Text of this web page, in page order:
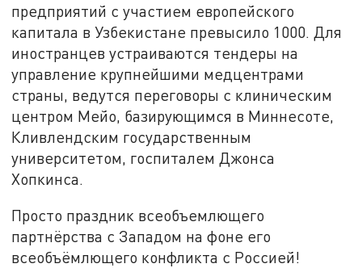
предприятий с участием европейского
капитала в Узбекистане превысило 1000. Для
иностранцев устраиваются тендеры на
управление крупнейшими медцентрами
страны, ведутся переговоры с клиническим
центром Мейо, базирующимся в Миннесоте,
Кливлендским государственным
университетом, госпиталем Джонса
Хопкинса.
Просто праздник всеобъемлющего
партнёрства с Западом на фоне его
всеобъёмлющего конфликта с Россией!